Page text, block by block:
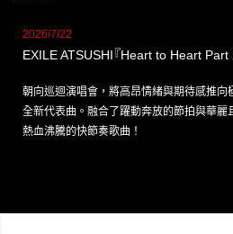
2026/7/22
EXILE ATSUSHI『Heart to Heart Part
朝向巡迴演唱會，將高昂情緒與期待感推向
全新代表曲。融合了躍動奔放的節拍與華
熱血沸騰的快節奏歌曲！